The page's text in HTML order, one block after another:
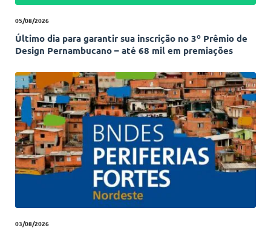
05/08/2026
Último dia para garantir sua inscrição no 3º Prêmio de
Design Pernambucano – até 68 mil em premiações
03/08/2026